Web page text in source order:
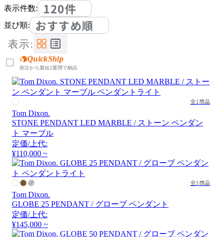
表示件数:
120件
並び順: おすすめ順
表示:
QuickShip
発注から最短2週間で納品
全1商品
Tom Dixon.
STONE PENDANT LED MARBLE / ストーン ペンダン
ト マーブル
定価/上代:
¥110,000 ~
全3商品
Tom Dixon.
GLOBE 25 PENDANT / グローブ ペンダント
定価/上代:
¥145,000 ~